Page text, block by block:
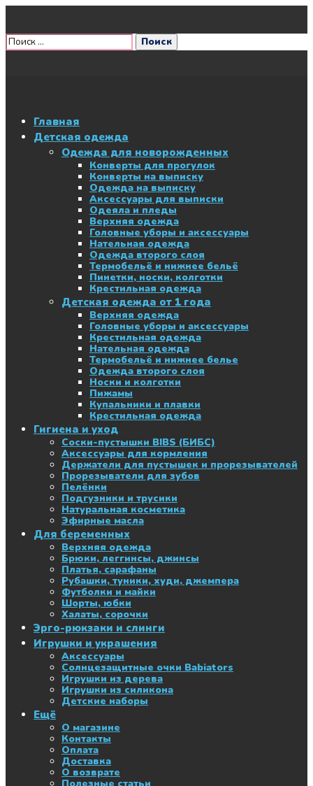
Главная
Детская одежда
Одежда для новорожденных
Конверты для прогулок
Конверты на выписку
Одежда на выписку
Аксессуары для выписки
Одеяла и пледы
Верхняя одежда
Головные уборы и аксессуары
Нательная одежда
Одежда второго слоя
Термобельё и нижнее бельё
Пинетки, носки, колготки
Крестильная одежда
Детская одежда от 1 года
Верхняя одежда
Головные уборы и аксессуары
Крестильная одежда
Нательная одежда
Термобельё и нижнее белье
Одежда второго слоя
Носки и колготки
Пижамы
Купальники и плавки
Крестильная одежда
Гигиена и уход
Соски-пустышки BIBS (БИБС)
Аксессуары для кормления
Держатели для пустышек и прорезывателей
Прорезыватели для зубов
Пелёнки
Подгузники и трусики
Натуральная косметика
Эфирные масла
Для беременных
Верхняя одежда
Брюки, леггинсы, джинсы
Платья, сарафаны
Рубашки, туники, худи, джемпера
Футболки и майки
Шорты, юбки
Халаты, сорочки
Эрго-рюкзаки и слинги
Игрушки и украшения
Аксессуары
Солнцезащитные очки Babiators
Игрушки из дерева
Игрушки из силикона
Детские наборы
Ещё
О магазине
Контакты
Оплата
Доставка
О возврате